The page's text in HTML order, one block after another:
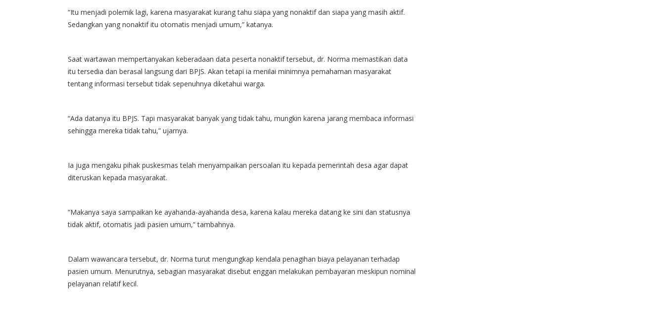
“Itu menjadi polemik lagi, karena masyarakat kurang tahu siapa yang nonaktif dan siapa yang masih aktif.
Sedangkan yang nonaktif itu otomatis menjadi umum,” katanya.
Saat wartawan mempertanyakan keberadaan data peserta nonaktif tersebut, dr. Norma memastikan data
itu tersedia dan berasal langsung dari BPJS. Akan tetapi ia menilai minimnya pemahaman masyarakat
tentang informasi tersebut tidak sepenuhnya diketahui warga.
“Ada datanya itu BPJS. Tapi masyarakat banyak yang tidak tahu, mungkin karena jarang membaca informasi
sehingga mereka tidak tahu,” ujarnya.
Ia juga mengaku pihak puskesmas telah menyampaikan persoalan itu kepada pemerintah desa agar dapat
diteruskan kepada masyarakat.
“Makanya saya sampaikan ke ayahanda-ayahanda desa, karena kalau mereka datang ke sini dan statusnya
tidak aktif, otomatis jadi pasien umum,” tambahnya.
Dalam wawancara tersebut, dr. Norma turut mengungkap kendala penagihan biaya pelayanan terhadap
pasien umum. Menurutnya, sebagian masyarakat disebut enggan melakukan pembayaran meskipun nominal
pelayanan relatif kecil.